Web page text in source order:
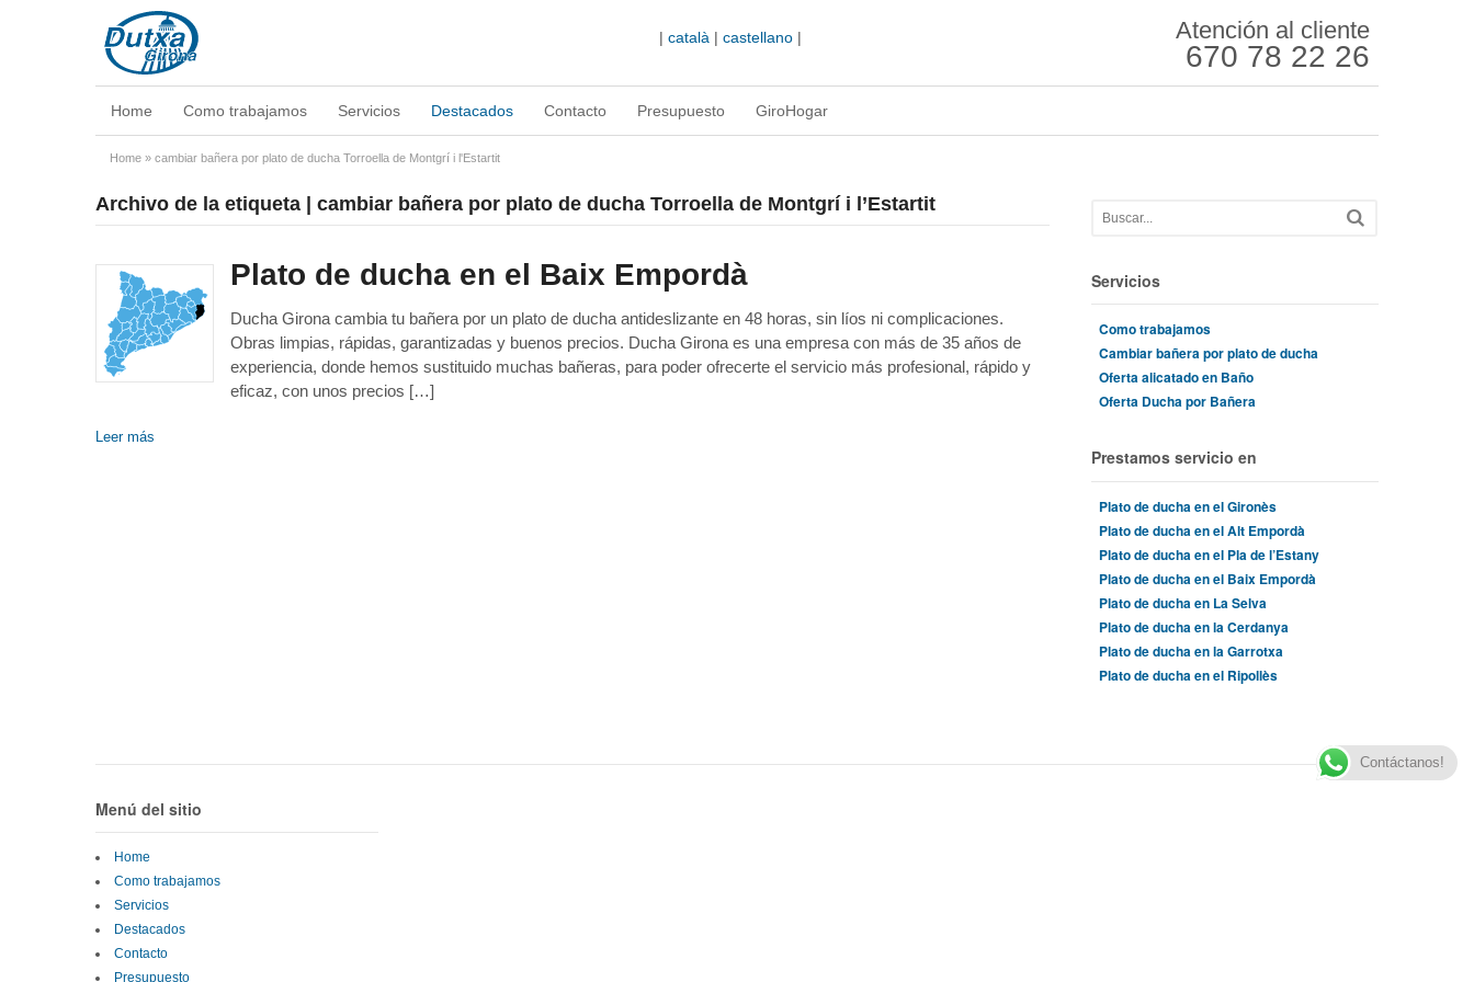
|català |castellano | Atención al cliente
670 78 22 26
Home Como trabajamos Servicios Destacados Contacto Presupuesto GiroHogar
Home » cambiar bañera por plato de ducha Torroella de Montgrí i l'Estartit
Archivo de la etiqueta | cambiar bañera por plato de ducha Torroella de Montgrí i l’Estartit
Plato de ducha en el Baix Empordà
Ducha Girona cambia tu bañera por un plato de ducha antideslizante en 48 horas, sin líos ni complicaciones.
Obras limpias, rápidas, garantizadas y buenos precios. Ducha Girona es una empresa con más de 35 años de
experiencia, donde hemos sustituido muchas bañeras, para poder ofrecerte el servicio más profesional, rápido y
eficaz, con unos precios […]
Leer más
Servicios
Como trabajamos
Cambiar bañera por plato de ducha
Oferta alicatado en Baño
Oferta Ducha por Bañera
Prestamos servicio en
Plato de ducha en el Gironès
Plato de ducha en el Alt Empordà
Plato de ducha en el Pla de l’Estany
Plato de ducha en el Baix Empordà
Plato de ducha en La Selva
Plato de ducha en la Cerdanya
Plato de ducha en la Garrotxa
Plato de ducha en el Ripollès
Menú del sitio
Home
Como trabajamos
Servicios
Destacados
Contacto
Presupuesto
Contáctanos!